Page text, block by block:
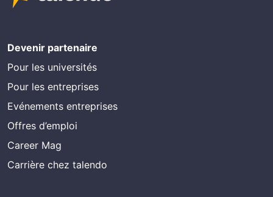
Devenir partenaire
Pour les universités
Pour les entreprises
Evénements entreprises
Offres d’emploi
Career Mag
Carrière chez talendo